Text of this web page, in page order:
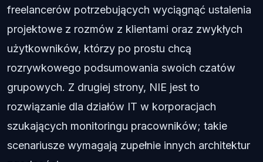
freelancerów potrzebujących wyciągnąć ustalenia
projektowe z rozmów z klientami oraz zwykłych
użytkowników, którzy po prostu chcą
rozrywkowego podsumowania swoich czatów
grupowych. Z drugiej strony, NIE jest to
rozwiązanie dla działów IT w korporacjach
szukających monitoringu pracowników; takie
scenariusze wymagają zupełnie innych architektur